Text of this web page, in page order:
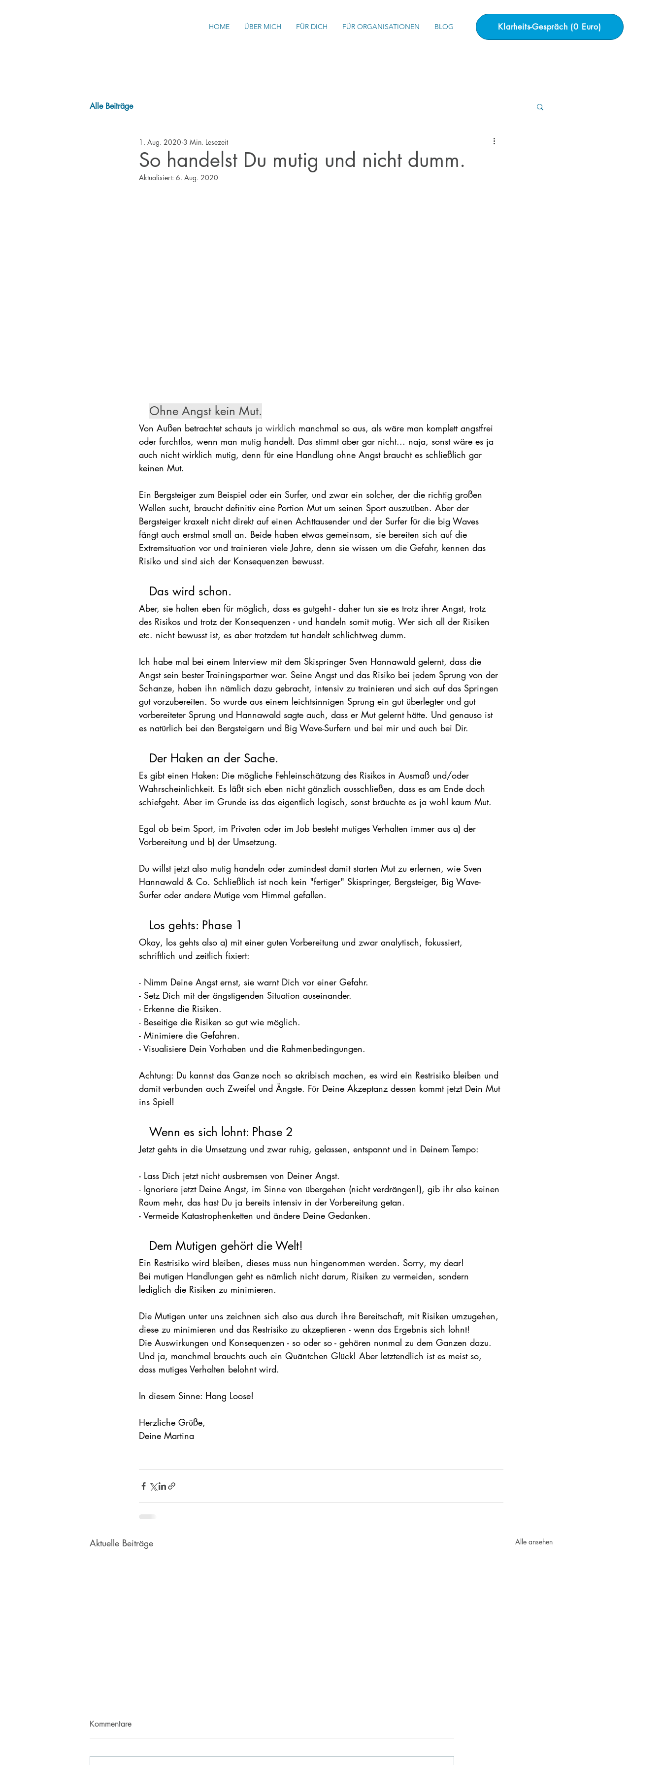
HOME ÜBER MICH FÜR DICH FÜR ORGANISATIONEN BLOG Klarheits-Gespräch (0 Euro)
Alle Beiträge
So handelst Du mutig und nicht dumm.
1. Aug. 2020 3 Min. Lesezeit
Aktualisiert: 6. Aug. 2020
Ohne Angst kein Mut.
Von Außen betrachtet schauts ja wirklich manchmal so aus, als wäre man komplett angstfrei
oder furchtlos, wenn man mutig handelt. Das stimmt aber gar nicht... naja, sonst wäre es ja
auch nicht wirklich mutig, denn für eine Handlung ohne Angst braucht es schließlich gar
keinen Mut.
Ein Bergsteiger zum Beispiel oder ein Surfer, und zwar ein solcher, der die richtig großen
Wellen sucht, braucht definitiv eine Portion Mut um seinen Sport auszuüben. Aber der
Bergsteiger kraxelt nicht direkt auf einen Achttausender und der Surfer für die big Waves
fängt auch erstmal small an. Beide haben etwas gemeinsam, sie bereiten sich auf die
Extremsituation vor und trainieren viele Jahre, denn sie wissen um die Gefahr, kennen das
Risiko und sind sich der Konsequenzen bewusst.
Das wird schon.
Aber, sie halten eben für möglich, dass es gutgeht - daher tun sie es trotz ihrer Angst, trotz
des Risikos und trotz der Konsequenzen - und handeln somit mutig. Wer sich all der Risiken
etc. nicht bewusst ist, es aber trotzdem tut handelt schlichtweg dumm.
Ich habe mal bei einem Interview mit dem Skispringer Sven Hannawald gelernt, dass die
Angst sein bester Trainingspartner war. Seine Angst und das Risiko bei jedem Sprung von der
Schanze, haben ihn nämlich dazu gebracht, intensiv zu trainieren und sich auf das Springen
gut vorzubereiten. So wurde aus einem leichtsinnigen Sprung ein gut überlegter und gut
vorbereiteter Sprung und Hannawald sagte auch, dass er Mut gelernt hätte. Und genauso ist
es natürlich bei den Bergsteigern und Big Wave-Surfern und bei mir und auch bei Dir.
Der Haken an der Sache.
Es gibt einen Haken: Die mögliche Fehleinschätzung des Risikos in Ausmaß und/oder
Wahrscheinlichkeit. Es läßt sich eben nicht gänzlich ausschließen, dass es am Ende doch
schiefgeht. Aber im Grunde iss das eigentlich logisch, sonst bräuchte es ja wohl kaum Mut.
Egal ob beim Sport, im Privaten oder im Job besteht mutiges Verhalten immer aus a) der
Vorbereitung und b) der Umsetzung.
Du willst jetzt also mutig handeln oder zumindest damit starten Mut zu erlernen, wie Sven
Hannawald & Co. Schließlich ist noch kein "fertiger" Skispringer, Bergsteiger, Big Wave-
Surfer oder andere Mutige vom Himmel gefallen.
Los gehts: Phase 1
Okay, los gehts also a) mit einer guten Vorbereitung und zwar analytisch, fokussiert,
schriftlich und zeitlich fixiert:
- Nimm Deine Angst ernst, sie warnt Dich vor einer Gefahr.
- Setz Dich mit der ängstigenden Situation auseinander.
- Erkenne die Risiken.
- Beseitige die Risiken so gut wie möglich.
- Minimiere die Gefahren.
- Visualisiere Dein Vorhaben und die Rahmenbedingungen.
Achtung: Du kannst das Ganze noch so akribisch machen, es wird ein Restrisiko bleiben und
damit verbunden auch Zweifel und Ängste. Für Deine Akzeptanz dessen kommt jetzt Dein Mut
ins Spiel!
Wenn es sich lohnt: Phase 2
Jetzt gehts in die Umsetzung und zwar ruhig, gelassen, entspannt und in Deinem Tempo:
- Lass Dich jetzt nicht ausbremsen von Deiner Angst.
- Ignoriere jetzt Deine Angst, im Sinne von übergehen (nicht verdrängen!), gib ihr also keinen
Raum mehr, das hast Du ja bereits intensiv in der Vorbereitung getan.
- Vermeide Katastrophenketten und ändere Deine Gedanken.
Dem Mutigen gehört die Welt!
Ein Restrisiko wird bleiben, dieses muss nun hingenommen werden. Sorry, my dear!
Bei mutigen Handlungen geht es nämlich nicht darum, Risiken zu vermeiden, sondern
lediglich die Risiken zu minimieren.
Die Mutigen unter uns zeichnen sich also aus durch ihre Bereitschaft, mit Risiken umzugehen,
diese zu minimieren und das Restrisiko zu akzeptieren - wenn das Ergebnis sich lohnt!
Die Auswirkungen und Konsequenzen - so oder so - gehören nunmal zu dem Ganzen dazu.
Und ja, manchmal brauchts auch ein Quäntchen Glück! Aber letztendlich ist es meist so,
dass mutiges Verhalten belohnt wird.
In diesem Sinne: Hang Loose!
Herzliche Grüße,
Deine Martina
Aktuelle Beiträge Alle ansehen
Kommentare